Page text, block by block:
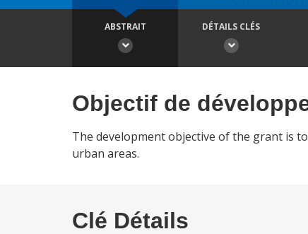
ABSTRAIT DÉTAILS CLÉS
Objectif de
The development objective of the grant is
urban areas.
Clé Détails